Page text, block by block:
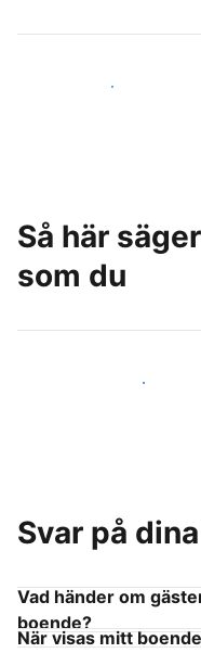
Nå nya gäster idag
Så här
som du
Anslut dig till andra
Svar på
Vad händer om
boende?
När visas mitt